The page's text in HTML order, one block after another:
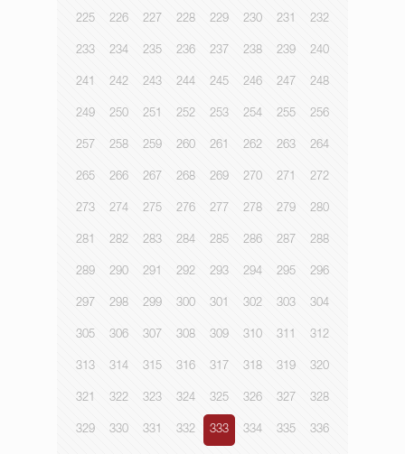
225 226 227 228 229 230 231 232
233 234 235 236 237 238 239 240
241 242 243 244 245 246 247 248
249 250 251 252 253 254 255 256
257 258 259 260 261 262 263 264
265 266 267 268 269 270 271 272
273 274 275 276 277 278 279 280
281 282 283 284 285 286 287 288
289 290 291 292 293 294 295 296
297 298 299 300 301 302 303 304
305 306 307 308 309 310 311 312
313 314 315 316 317 318 319 320
321 322 323 324 325 326 327 328
329 330 331 332 333 334 335 336